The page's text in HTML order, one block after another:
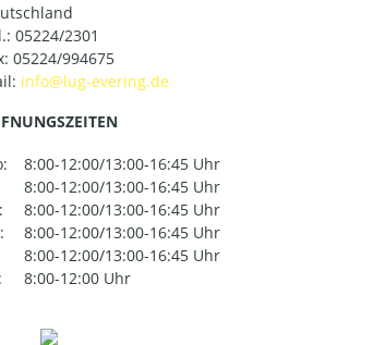
05224/2301
05224/994675
8:00-12:00/13:00-16:45 Uhr
8:00-12:00/13:00-16:45 Uhr
8:00-12:00/13:00-16:45 Uhr
8:00-12:00/13:00-16:45 Uhr
8:00-12:00/13:00-16:45 Uhr
8:00-12:00 Uhr